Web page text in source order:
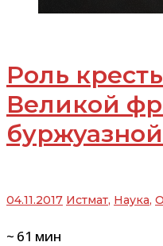
Роль
Великой
04.11.2017 Истмат, Наука,
~ 61 мин